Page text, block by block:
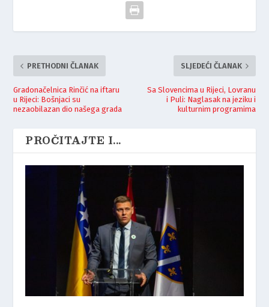
PRETHODNI ČLANAK
Gradonačelnica Rinčić na iftaru
u Rijeci: Bošnjaci su
nezaobilazan dio našega grada
SLJEDEĆI ČLANAK
Sa Slovencima u Rijeci, Lovranu
i Puli: Naglasak na jeziku i
kulturnim programima
PROČITAJTE I...